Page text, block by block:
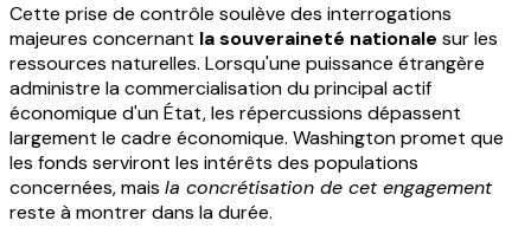
Cette prise de contrôle soulève des interrogations
majeures concernant la souveraineté nationale sur les
ressources naturelles. Lorsqu'une puissance étrangère
administre la commercialisation du principal actif
économique d'un État, les répercussions dépassent
largement le cadre économique. Washington promet que
les fonds serviront les intérêts des populations
concernées, mais la concrétisation de cet engagement
reste à montrer dans la durée.